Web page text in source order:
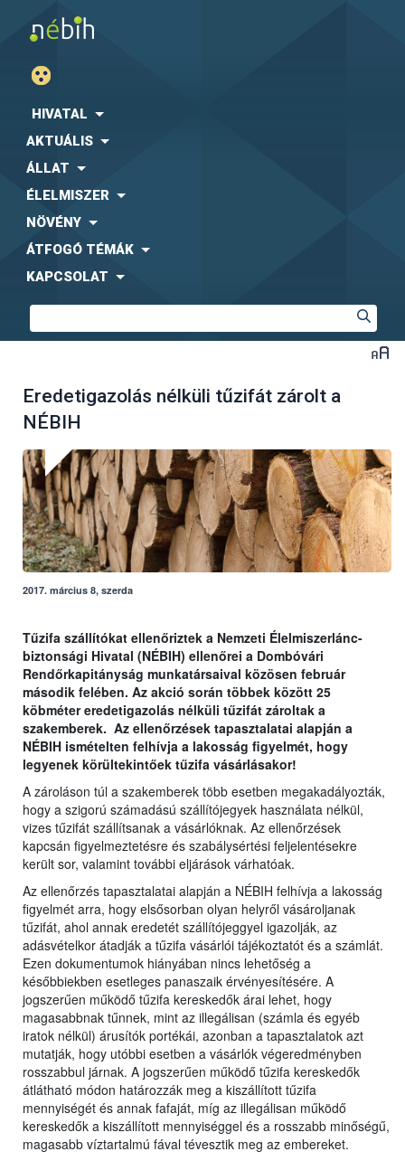
HIVATAL
AKTUÁLIS
ÁLLAT
ÉLELMISZER
NÖVÉNY
ÁTFOGÓ TÉMÁK
KAPCSOLAT
Eredetigazolás nélküli tűzifát zárolt a
NÉBIH
2017. március 8, szerda
Tűzifa szállítókat ellenőriztek a Nemzeti Élelmiszerlánc-
biztonsági Hivatal (NÉBIH) ellenőrei a Dombóvári
Rendőrkapitányság munkatársaival közösen február
második felében. Az akció során többek között 25
köbméter eredetigazolás nélküli tűzifát zároltak a
szakemberek. Az ellenőrzések tapasztalatai alapján a
NÉBIH ismételten felhívja a lakosság figyelmét, hogy
legyenek körültekintőek tűzifa vásárlásakor!
A zároláson túl a szakemberek több esetben megakadályozták,
hogy a szigorú számadású szállítójegyek használata nélkül,
vizes tűzifát szállítsanak a vásárlóknak. Az ellenőrzések
kapcsán figyelmeztetésre és szabálysértési feljelentésekre
került sor, valamint további eljárások várhatóak.
Az ellenőrzés tapasztalatai alapján a NÉBIH felhívja a lakosság
figyelmét arra, hogy elsősorban olyan helyről vásároljanak
tűzifát, ahol annak eredetét szállítójeggyel igazolják, az
adásvételkor átadják a tűzifa vásárlói tájékoztatót és a számlát.
Ezen dokumentumok hiányában nincs lehetőség a
későbbiekben esetleges panaszaik érvényesítésére. A
jogszerűen működő tűzifa kereskedők árai lehet, hogy
magasabbnak tűnnek, mint az illegálisan (számla és egyéb
iratok nélkül) árusítók portékái, azonban a tapasztalatok azt
mutatják, hogy utóbbi esetben a vásárlók végeredményben
rosszabbul járnak. A jogszerűen működő tűzifa kereskedők
átlátható módon határozzák meg a kiszállított tűzifa
mennyiségét és annak fafaját, míg az illegálisan működő
kereskedők a kiszállított mennyiséggel és a rosszabb minőségű,
magasabb víztartalmú fával tévesztik meg az embereket.